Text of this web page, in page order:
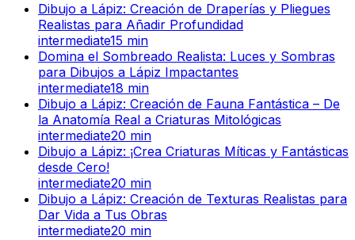
Dibujo a Lápiz: Creación de Draperías y Pliegues
Realistas para Añadir Profundidad
intermediate15 min
Domina el Sombreado Realista: Luces y Sombras
para Dibujos a Lápiz Impactantes
intermediate18 min
Dibujo a Lápiz: Creación de Fauna Fantástica – De
la Anatomía Real a Criaturas Mitológicas
intermediate20 min
Dibujo a Lápiz: ¡Crea Criaturas Míticas y Fantásticas
desde Cero!
intermediate20 min
Dibujo a Lápiz: Creación de Texturas Realistas para
Dar Vida a Tus Obras
intermediate20 min